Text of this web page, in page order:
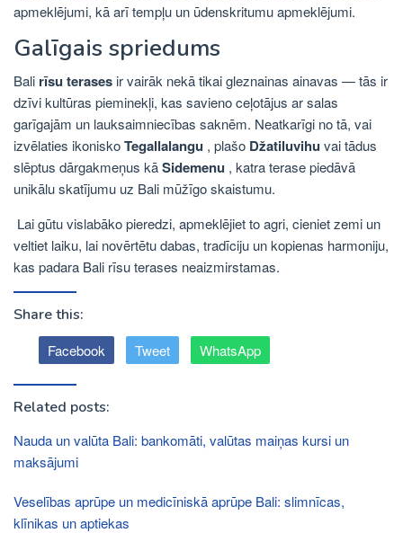
apmeklējumi, kā arī tempļu un ūdenskritumu apmeklējumi.
Galīgais spriedums
Bali rīsu terases ir vairāk nekā tikai gleznainas ainavas — tās ir
dzīvi kultūras pieminekļi, kas savieno ceļotājus ar salas
garīgajām un lauksaimniecības saknēm. Neatkarīgi no tā, vai
izvēlaties ikoniskoTegallalangu , plašo Džatiluvihu vai tādus
slēptus dārgakmeņus kāSidemenu , katra terase piedāvā
unikālu skatījumu uz Bali mūžīgo skaistumu.
Lai gūtu vislabāko pieredzi, apmeklējiet to agri, cieniet zemi un
veltiet laiku, lai novērtētu dabas, tradīciju un kopienas harmoniju,
kas padara Bali rīsu terases neaizmirstamas.
Share this:
Facebook Tweet WhatsApp
Related posts:
Nauda un valūta Bali: bankomāti, valūtas maiņas kursi un
maksājumi
Veselības aprūpe un medicīniskā aprūpe Bali: slimnīcas,
klīnikas un aptiekas